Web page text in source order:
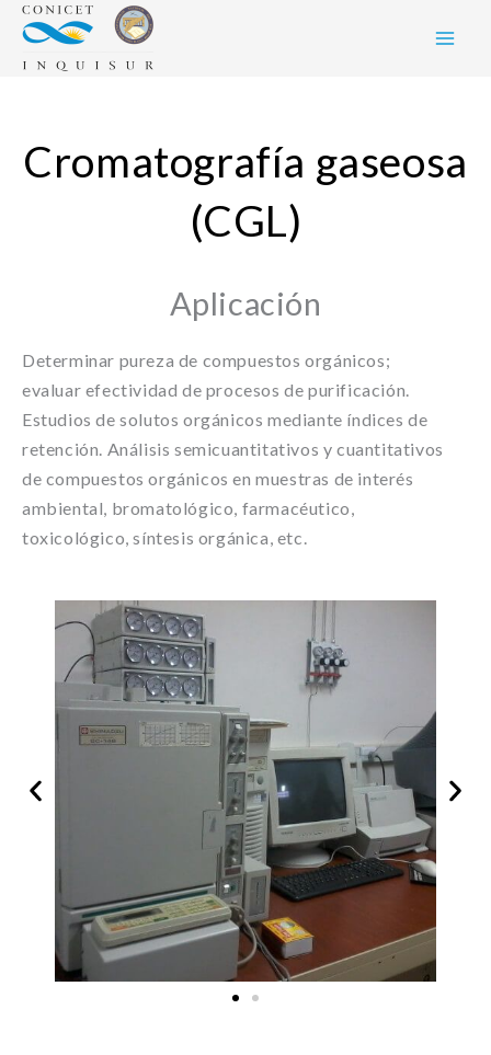
Skip
content
Cromatografía gaseosa
(CGL)
Aplicación
Determinar pureza de compuestos orgánicos;
evaluar efectividad de procesos de purificación.
Estudios de solutos orgánicos mediante índices de
retención. Análisis semicuantitativos y cuantitativos
de compuestos orgánicos en muestras de interés
ambiental, bromatológico, farmacéutico,
toxicológico, síntesis orgánica, etc.